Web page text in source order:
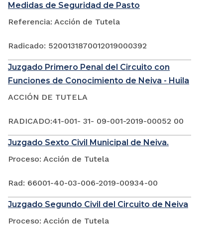
Medidas de Seguridad de Pasto
Referencia: Acción de Tutela
Radicado: 5200131870012019000392
Juzgado Primero Penal del Circuito con
Funciones de Conocimiento de Neiva - Huila
ACCIÓN DE TUTELA
RADICADO:41-001- 31- 09-001-2019-00052 00
Juzgado Sexto Civil Municipal de Neiva.
Proceso: Acción de Tutela
Rad: 66001-40-03-006-2019-00934-00
Juzgado Segundo Civil del Circuito de Neiva
Proceso: Acción de Tutela